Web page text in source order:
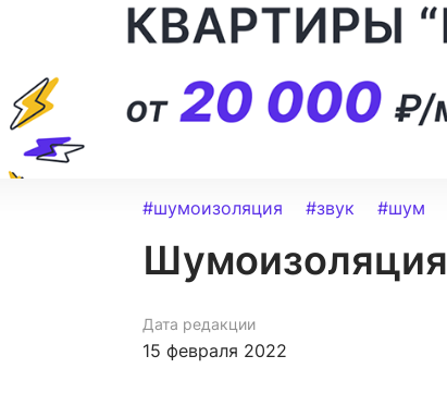
#шумоизоляция #звук #шум
Шумоизоляция
Дата редакции
15 февраля 2022